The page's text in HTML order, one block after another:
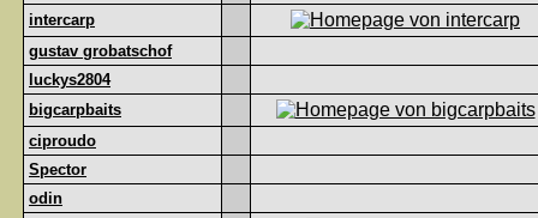
intercarp
gustav grobatschof
luckys2804
bigcarpbaits
ciproudo
Spector
odin